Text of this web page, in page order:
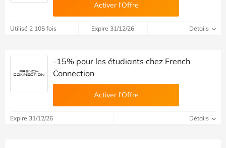
Activer l’Offre
Utilisé 2 105 fois Expire 31/12/26 Détails
-15% pour les étudiants chez French
Connection
Activer l’Offre
Expire 31/12/26 Détails